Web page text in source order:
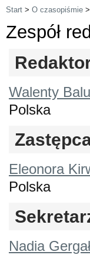
Start > O czasopiśmie >
Zespół
Walenty
Polska
Eleonora
Polska
Nadia